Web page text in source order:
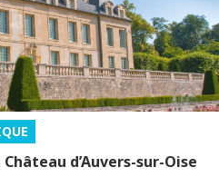
d’Auvers-sur-Oise